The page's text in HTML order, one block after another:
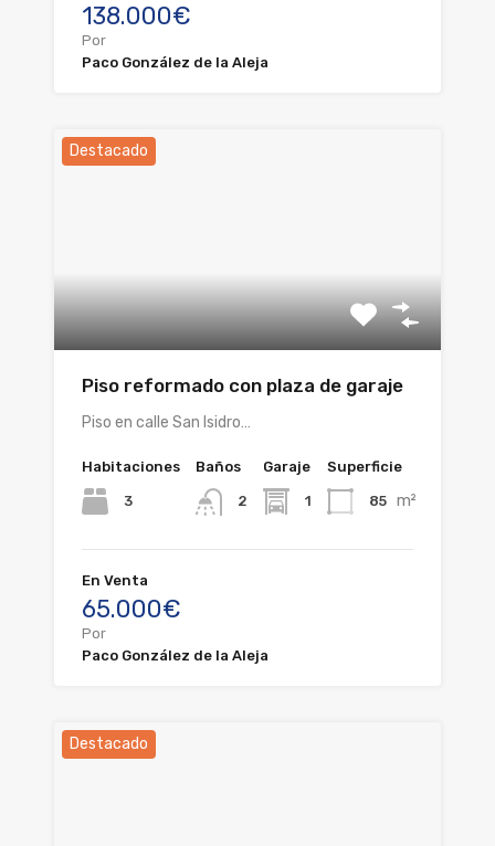
138.000€
Por
Paco González de la Aleja
Destacado
Piso reformado con plaza de garaje
Piso en calle San Isidro…
Habitaciones
3
Baños
2
Garaje
1
Superficie
85 m²
En Venta
65.000€
Por
Paco González de la Aleja
Destacado